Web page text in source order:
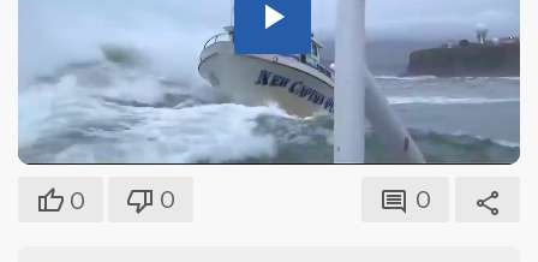
Play
Video
0 0 0